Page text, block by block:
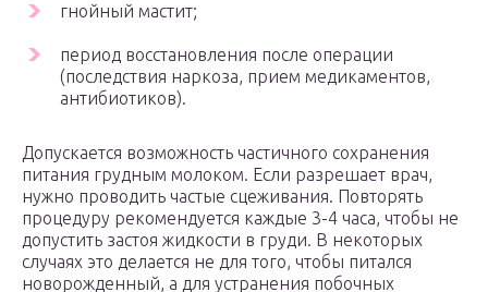
гнойный мастит;
период восстановления после операции
(последствия наркоза, прием медикаментов,
антибиотиков).
Допускается возможность частичного сохранения
питания грудным молоком. Если разрешает врач,
нужно проводить частые сцеживания. Повторять
процедуру рекомендуется каждые 3-4 часа, чтобы не
допустить застоя жидкости в груди. В некоторых
случаях это делается не для того, чтобы питался
новорожденный, а для устранения побочных